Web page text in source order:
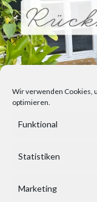
Wir verwenden Cookies,
optimieren.
Funktional
Statistiken
Marketing